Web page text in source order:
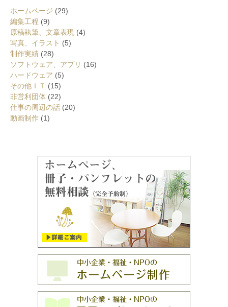
ホームページ (29)
編集工程 (9)
原稿執筆、文章表現 (4)
写真、イラスト (5)
制作実績 (28)
ソフトウェア、アプリ (16)
ハードウェア (5)
その他ＩＴ (15)
非営利団体 (22)
仕事の周辺の話 (20)
動画制作 (1)